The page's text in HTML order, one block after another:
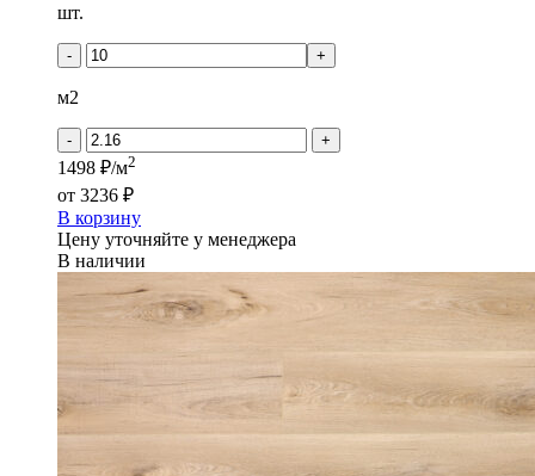
Количество
Кронапласт
-
Хельсинки
шт.
- +
м2
- +
1498 ₽/м2
от 3236 ₽
В корзину
Цену уточняйте у менеджера
В наличии